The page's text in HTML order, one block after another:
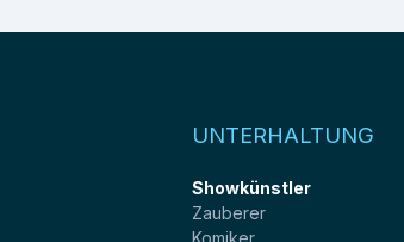
UNTERHALTUNG
Showkünstler
Zauberer
Komiker